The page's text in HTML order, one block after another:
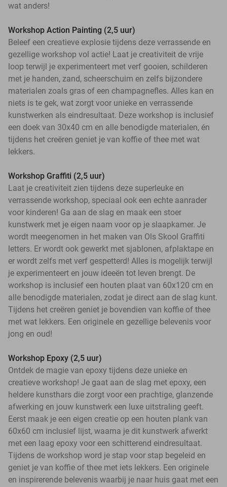
wat anders!
Workshop Action Painting (2,5 uur)
Beleef een creatieve explosie tijdens deze verrassende en
gezellige workshop vol actie! Laat je creativiteit de vrije
loop terwijl je experimenteert met verf gooien, schilderen
met je handen, zand, scheerschuim en zelfs bijzondere
materialen zoals gras of een champagnefles. Alles kan en
niets is te gek, wat zorgt voor unieke en verrassende
kunstwerken als eindresultaat. Deze workshop is inclusief
een doek van 30x40 cm en alle benodigde materialen, én
tijdens het creëren geniet je van koffie of thee met wat
lekkers.
Workshop Graffiti (2,5 uur)
Laat je creativiteit zien tijdens deze superleuke en
verrassende workshop, speciaal ook een echte aanrader
voor kinderen! Ga aan de slag en maak een stoer
kunstwerk met je eigen naam voor op je slaapkamer. Je
wordt meegenomen in het maken van Ols Skool Graffiti
letters. Er wordt ook gewerkt met sjablonen, afplaktape en
er wordt zelfs met verf gespetterd! Alles is mogelijk terwijl
je experimenteert en jouw ideeën tot leven brengt. De
workshop is inclusief een houten plaat van 60x120 cm en
alle benodigde materialen, zodat je direct aan de slag kunt.
Tijdens het creëren geniet je bovendien van koffie of thee
met wat lekkers. Een originele en gezellige belevenis voor
jong en oud!
Workshop Epoxy (2,5 uur)
Ontdek de magie van epoxy tijdens deze unieke en
creatieve workshop! Je gaat aan de slag met epoxy, een
heldere kunsthars die zorgt voor een prachtige, glanzende
afwerking en jouw kunstwerk een luxe uitstraling geeft.
Eerst maak je een eigen creatie op een houten plank van
60x60 cm inclusief lijst, waarna je dit kunstwerk afwerkt
met een laag epoxy voor een schitterend eindresultaat.
Tijdens de workshop word je stap voor stap begeleid en
geniet je van koffie of thee met iets lekkers. Een originele
en inspirerende belevenis waarbij je naar huis gaat met een